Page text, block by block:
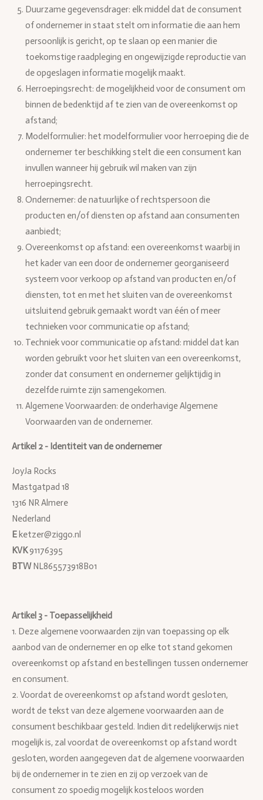
Duurzame gegevensdrager: elk middel dat de consument
of ondernemer in staat stelt om informatie die aan hem
persoonlijk is gericht, op te slaan op een manier die
toekomstige raadpleging en ongewijzigde reproductie van
de opgeslagen informatie mogelijk maakt.
Herroepingsrecht: de mogelijkheid voor de consument om
binnen de bedenktijd af te zien van de overeenkomst op
afstand;
Modelformulier: het modelformulier voor herroeping die de
ondernemer ter beschikking stelt die een consument kan
invullen wanneer hij gebruik wil maken van zijn
herroepingsrecht.
Ondernemer: de natuurlijke of rechtspersoon die
producten en/of diensten op afstand aan consumenten
aanbiedt;
Overeenkomst op afstand: een overeenkomst waarbij in
het kader van een door de ondernemer georganiseerd
systeem voor verkoop op afstand van producten en/of
diensten, tot en met het sluiten van de overeenkomst
uitsluitend gebruik gemaakt wordt van één of meer
technieken voor communicatie op afstand;
Techniek voor communicatie op afstand: middel dat kan
worden gebruikt voor het sluiten van een overeenkomst,
zonder dat consument en ondernemer gelijktijdig in
dezelfde ruimte zijn samengekomen.
Algemene Voorwaarden: de onderhavige Algemene
Voorwaarden van de ondernemer.
Artikel 2 - Identiteit van de ondernemer
JoyJa Rocks
Mastgatpad 18
1316 NR Almere
Nederland
E ketzer@ziggo.nl
KVK91176395
BTWNL865573918B01
Artikel 3 - Toepasselijkheid
1. Deze algemene voorwaarden zijn van toepassing op elk
aanbod van de ondernemer en op elke tot stand gekomen
overeenkomst op afstand en bestellingen tussen ondernemer
en consument.
2. Voordat de overeenkomst op afstand wordt gesloten,
wordt de tekst van deze algemene voorwaarden aan de
consument beschikbaar gesteld. Indien dit redelijkerwijs niet
mogelijk is, zal voordat de overeenkomst op afstand wordt
gesloten, worden aangegeven dat de algemene voorwaarden
bij de ondernemer in te zien en zij op verzoek van de
consument zo spoedig mogelijk kosteloos worden